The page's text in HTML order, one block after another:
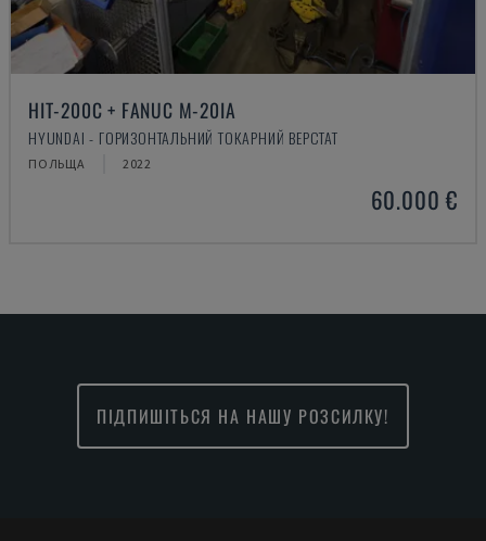
HIT-200C + FANUC M-20IA
HYUNDAI - ГОРИЗОНТАЛЬНИЙ ТОКАРНИЙ ВЕРСТАТ
ПОЛЬЩА 2022
60.000 €
ПІДПИШІТЬСЯ НА НАШУ РОЗСИЛКУ!